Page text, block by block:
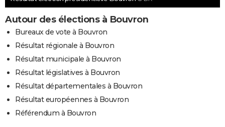
Autour des élections à Bouvron
Bureaux de vote à Bouvron
Résultat régionale à Bouvron
Résultat municipale à Bouvron
Résultat législatives à Bouvron
Résultat départementales à Bouvron
Résultat européennes à Bouvron
Référendum à Bouvron